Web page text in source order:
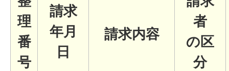
理
番
号
請求
年月
日
請求内容
者
の区
分